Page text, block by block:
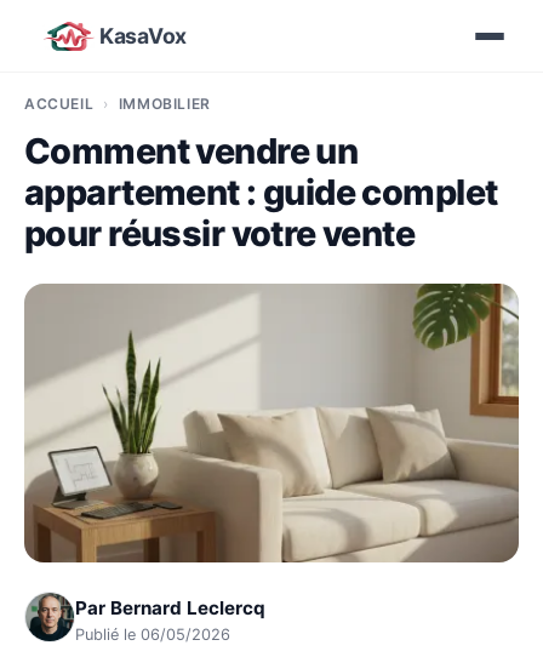
KasaVox
ACCUEIL IMMOBILIER
Comment vendre un
appartement : guide complet
pour réussir votre vente
Par Bernard Leclercq
Publié le 06/05/2026